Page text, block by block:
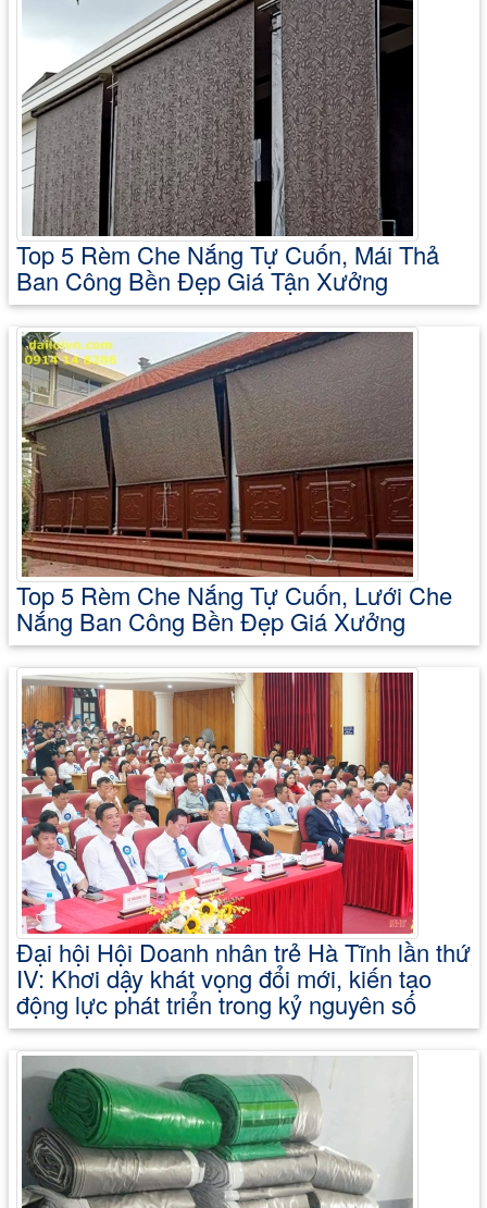
Top 5 Rèm Che Nắng Tự Cuốn, Mái Thả
Ban Công Bền Đẹp Giá Tận Xưởng
Top 5 Rèm Che Nắng Tự Cuốn, Lưới Che
Nắng Ban Công Bền Đẹp Giá Xưởng
Đại hội Hội Doanh nhân trẻ Hà Tĩnh lần thứ
IV: Khơi dậy khát vọng đổi mới, kiến tạo
động lực phát triển trong kỷ nguyên số